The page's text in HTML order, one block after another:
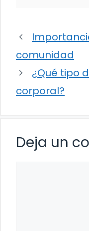
comunidad
¿Qué tipo
corporal?
Deja un